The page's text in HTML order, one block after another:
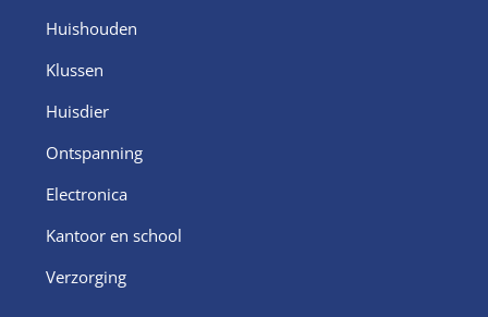
Huishouden
Klussen
Huisdier
Ontspanning
Electronica
Kantoor en school
Verzorging